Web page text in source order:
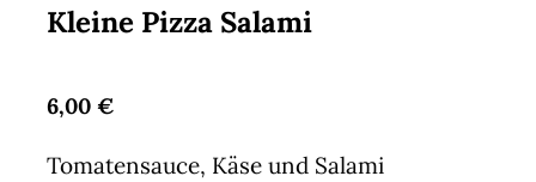
Kleine Pizza Salami
6,00 €
Tomatensauce, Käse und Salami